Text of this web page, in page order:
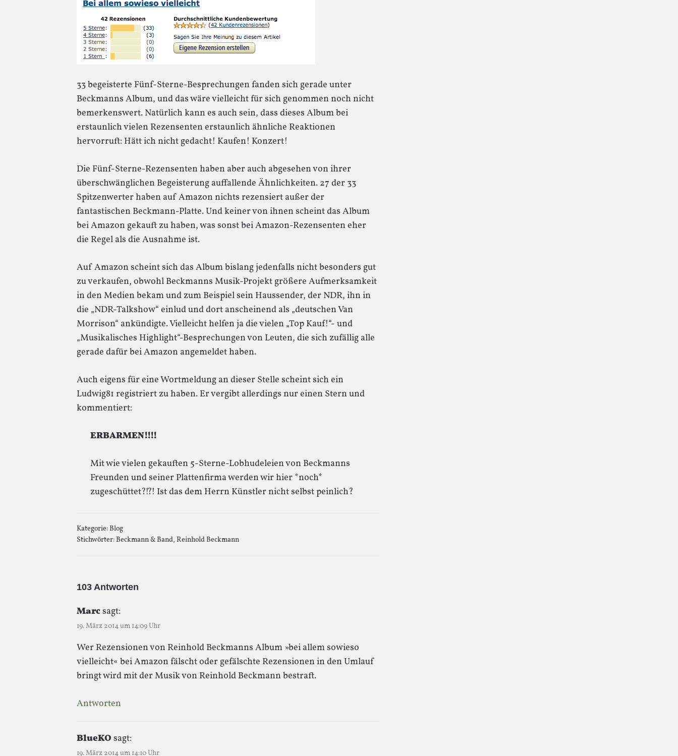
33 begeisterte Fünf-Sterne-Besprechungen fanden sich gerade unter
Beckmanns Album, und das wäre vielleicht für sich genommen noch nicht
bemerkenswert. Natürlich kann es auch sein, dass dieses Album bei
erstaunlich vielen Rezensenten erstaunlich ähnliche Reaktionen
hervorruft: Hätt ich nicht gedacht! Kaufen! Konzert!
Die Fünf-Sterne-Rezensenten haben aber auch abgesehen von ihrer
überschwänglichen Begeisterung auffallende Ähnlichkeiten. 27 der 33
Spitzenwerter haben auf Amazon nichts rezensiert außer der
fantastischen Beckmann-Platte. Und keiner von ihnen scheint das Album
bei Amazon gekauft zu haben, was sonst bei Amazon-Rezensenten eher
die Regel als die Ausnahme ist.
Auf Amazon scheint sich das Album bislang jedenfalls nicht besonders gut
zu verkaufen, obwohl Beckmanns Musik-Projekt größere Aufmerksamkeit
in den Medien bekam und zum Beispiel sein Haussender, der NDR, ihn in
die „NDR-Talkshow“ einlud und dort anscheinend als „deutschen Van
Morrison“ ankündigte. Vielleicht helfen ja die vielen „Top Kauf!“- und
„Musikalisches Highlight“-Besprechungen von Leuten, die sich zufällig alle
gerade dafür bei Amazon angemeldet haben.
Auch eigens für eine Wortmeldung an dieser Stelle scheint sich ein
Ludwig81 registriert zu haben. Er vergibt allerdings nur einen Stern und
kommentiert:
ERBARMEN!!!!
Mit wie vielen gekauften 5-Sterne-Lobhudeleien von Beckmanns
Freunden und seiner Plattenfirma werden wir hier *noch*
zugeschüttet?!?! Ist das dem Herrn Künstler nicht selbst peinlich?
Kategorie:Blog
Stichwörter:Beckmann & Band, Reinhold Beckmann
103 Antworten
Marcsagt:
19. März 2014 um 14:09 Uhr
Wer Rezensionen von Reinhold Beckmanns Album »bei allem sowieso
vielleicht« bei Amazon fälscht oder gefälschte Rezensionen in den Umlauf
bringt wird mit der Musik von Reinhold Beckmann bestraft.
Antworten
BlueKO sagt:
19. März 2014 um 14:10 Uhr